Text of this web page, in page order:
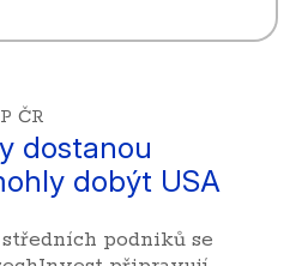
ČR
dostanou
dobýt USA
podniků se